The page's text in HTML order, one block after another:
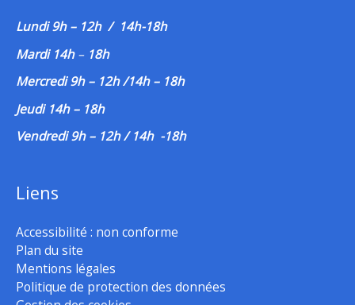
Lundi 9h – 12h / 14h-18h
Mardi 14h– 18h
Mercredi 9h – 12h /14h – 18h
Jeudi 14h – 18h
Vendredi 9h – 12h / 14h -18h
Liens
Accessibilité : non conforme
Plan du site
Mentions légales
Politique de protection des données